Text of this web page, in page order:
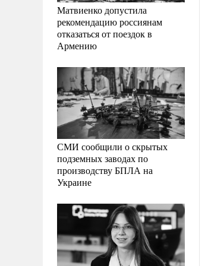
Матвиенко допустила
рекомендацию россиянам
отказаться от поездок в
Армению
СМИ сообщили о скрытых
подземных заводах по
производству БПЛА на
Украине